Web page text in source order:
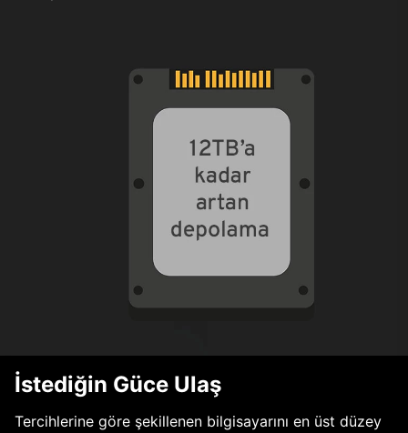
İstediğin Güce Ulaş
Tercihlerine göre şekillenen bilgisayarını en üst düzey